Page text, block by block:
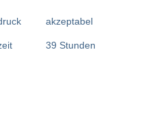
akzeptabel
39 Stunden